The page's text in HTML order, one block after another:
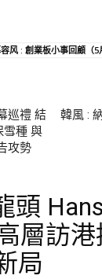
风 : 創業板小事回顧（5
巡禮 結
雪種 與
攻勢
韓風 :
頭
層訪
局